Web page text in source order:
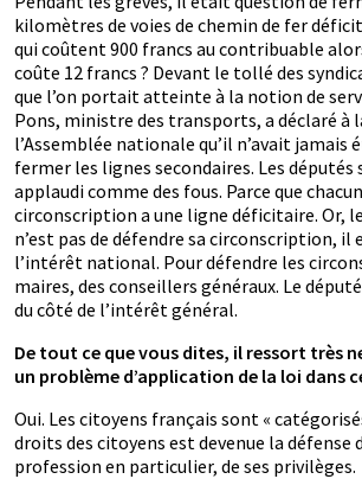
kilomètres de voies de chemin de fer
qui coûtent 900 francs au contribuable
coûte 12 francs ? Devant le tollé des
que l’on portait atteinte à la notion de
Pons, ministre des transports, a déclaré à
l’Assemblée nationale qu’il n’avait jamais
fermer les lignes secondaires. Les
applaudi comme des fous. Parce que
circonscription a une ligne déficitaire. Or,
n’est pas de défendre sa circonscription, il
l’intérêt national. Pour défendre les
maires, des conseillers généraux. Le
du côté de l’intérêt général.
De tout ce que vous dites, il ressort très
un problème d’application de la loi dans
Oui. Les citoyens français sont «
droits des citoyens est devenue la défense
profession en particulier, de ses privilèges.